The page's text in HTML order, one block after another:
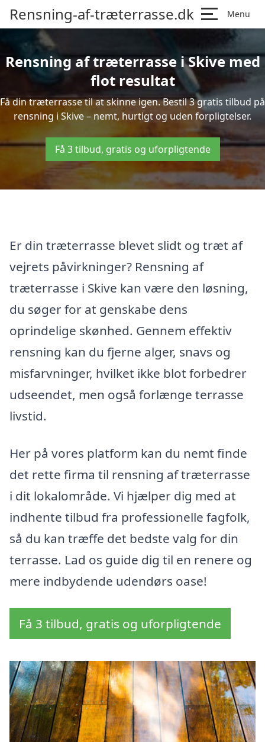
Rensning-af-træterrasse.dk Menu
Rensning af træterrasse i Skive med
flot resultat
Få din træterrasse til at skinne igen. Bestil 3 gratis tilbud på
rensning i Skive – nemt, hurtigt og uden forpligtelser.
Få 3 tilbud, gratis og uforpligtende
Er din træterrasse blevet slidt og træt af
vejrets påvirkninger? Rensning af
træterrasse i Skive kan være den løsning,
du søger for at genskabe dens
oprindelige skønhed. Gennem effektiv
rensning kan du fjerne alger, snavs og
misfarvninger, hvilket ikke blot forbedrer
udseendet, men også forlænge terrasse
livstid.
Her på vores platform kan du nemt finde
det rette firma til rensning af træterrasse
i dit lokalområde. Vi hjælper dig med at
indhente tilbud fra professionelle fagfolk,
så du kan træffe det bedste valg for din
terrasse. Lad os guide dig til en renere og
mere indbydende udendørs oase!
Få 3 tilbud, gratis og uforpligtende